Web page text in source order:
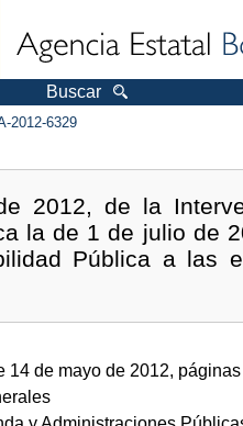
Buscar
2012-6329
2012, de la
la de 1 de julio de
Pública a las
14 de mayo de 2012,